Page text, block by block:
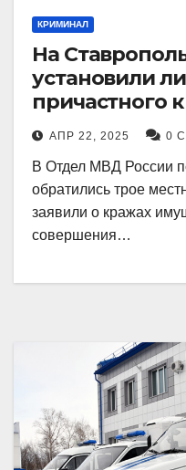
КРИМИНАЛ
На
установили
причастного
имущества из
Пятигорске
АПР 22, 2025 0
В Отдел МВД России
обратились трое
заявили о кражах
совершения…